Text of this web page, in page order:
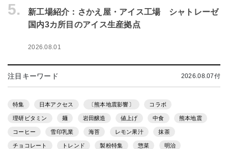
5.
新工場紹介：さかえ屋・アイス工場 シャトレーゼ
国内3カ所目のアイス生産拠点
2026.08.01
注目キーワード 2026.08.07付
特集 日本アクセス 〔熊本地震影響〕 コラボ
理研ビタミン 麺 岩田醸造 値上げ 中食 熊本地震
コーヒー 雪印乳業 海苔 レモン果汁 抹茶
チョコレート トレンド 製粉特集 惣菜 明治